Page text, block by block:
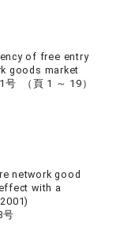
of free entry
goods market
号 （頁 1 ～ 19）
network good
with a
号